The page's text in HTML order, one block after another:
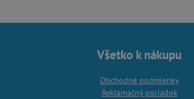
Všetko k nákupu
Obchodné podmienky
Reklamačný poriadok